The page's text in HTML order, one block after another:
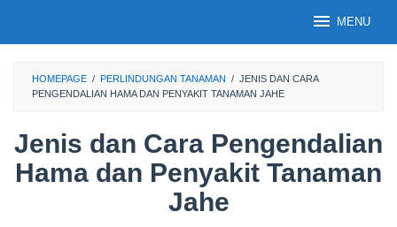
MENU
HOMEPAGE / PERLINDUNGAN TANAMAN / JENIS DAN CARA
PENGENDALIAN HAMA DAN PENYAKIT TANAMAN JAHE
Jenis dan Cara Pengendalian
Hama dan Penyakit Tanaman
Jahe